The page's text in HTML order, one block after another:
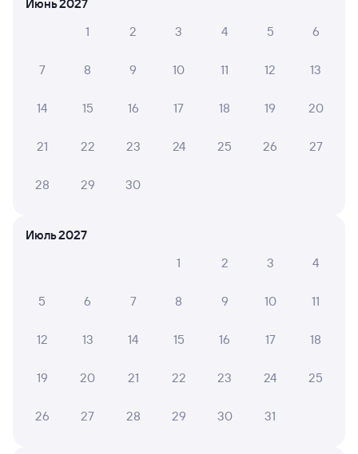
в плацкартном вагоне около 1 976 рублей, в купейном
вагоне примерно 2 583 рубля.
Способы оплаты
Правила работы сервиса
Амуре в Тулучи
Июнь 2027
1
2 3 4 5 6
7 8 9 10 11 12 13
14 15 16 17 18 19 20
21 22 23 24 25 26 27
28 29 30
Июль 2027
1
2 3 4
5 6 7 8 9 10 11
12 13 14 15 16 17 18
19 20 21 22 23 24 25
26 27 28 29 30 31